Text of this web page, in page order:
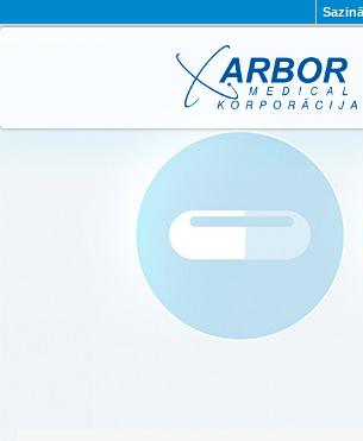
PAR MUMS PROJEKTI
PRIVĀTUMA POLITIKA